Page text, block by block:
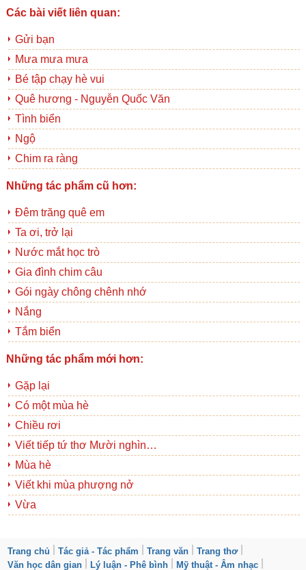
Các bài viết liên quan:
Gửi bạn
Mưa mưa mưa
Bé tập chạy hè vui
Quê hương - Nguyễn Quốc Văn
Tình biển
Ngộ
Chim ra ràng
Những tác phẩm cũ hơn:
Đêm trăng quê em
Ta ơi, trở lại
Nước mắt học trò
Gia đình chim câu
Gói ngày chông chênh nhớ
Nắng
Tắm biển
Những tác phẩm mới hơn:
Gặp lại
Có một mùa hè
Chiều rơi
Viết tiếp tứ thơ Mười nghìn…
Mùa hè
Viết khi mùa phượng nở
Vừa
Trang chủ Tác giả - Tác phẩm Trang văn
Trang thơ
Văn học dân gian
Lý luận - Phê bình Mỹ thuật - Âm nhạc